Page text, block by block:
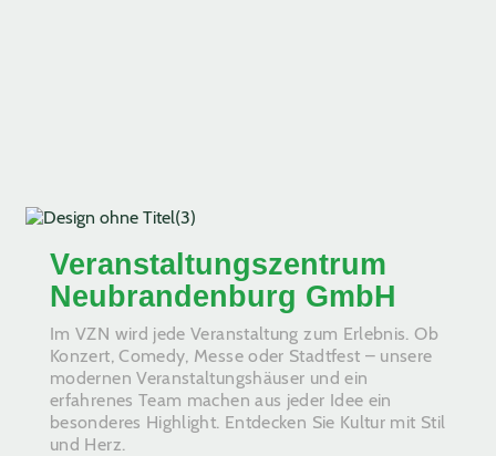
Veranstaltungszentrum
Neubrandenburg GmbH
Im VZN wird jede Veranstaltung zum Erlebnis. Ob
Konzert, Comedy, Messe oder Stadtfest – unsere
modernen Veranstaltungshäuser und ein
erfahrenes Team machen aus jeder Idee ein
besonderes Highlight. Entdecken Sie Kultur mit Stil
und Herz.